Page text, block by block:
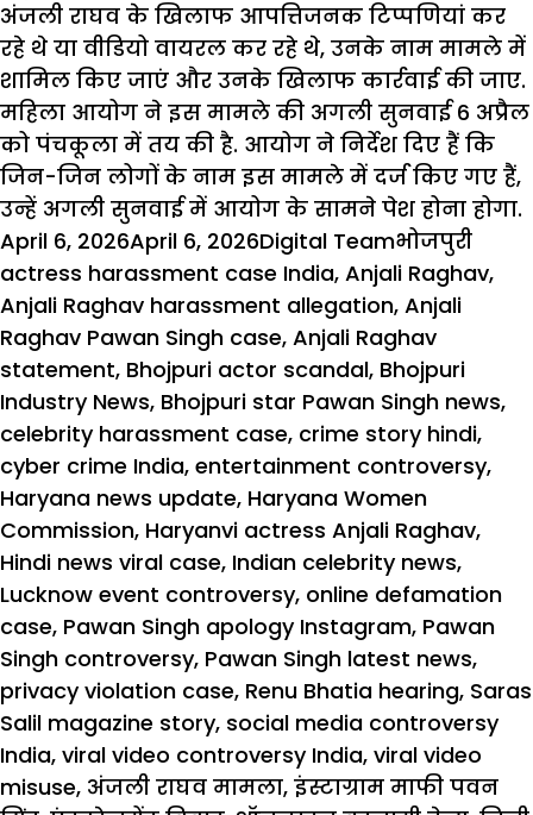
अंजली राघव के खिलाफ आपत्तिजनक टिप्पणियां कर
रहे थे या वीडियो वायरल कर रहे थे, उनके नाम मामले में
शामिल किए जाएं और उनके खिलाफ कार्रवाई की जाए.
महिला आयोग ने इस मामले की अगली सुनवाई 6 अप्रैल
को पंचकूला में तय की है. आयोग ने निर्देश दिए हैं कि
जिन-जिन लोगों के नाम इस मामले में दर्ज किए गए हैं,
उन्हें अगली सुनवाई में आयोग के सामने पेश होना होगा.
Posted
on
April 6, 2026April 6, 2026Author
Digital TeamCategories
भोजपुरीTags
actress harassment case India, Anjali Raghav,
Anjali Raghav harassment allegation, Anjali
Raghav Pawan Singh case, Anjali Raghav
statement, Bhojpuri actor scandal, Bhojpuri
Industry News, Bhojpuri star Pawan Singh news,
celebrity harassment case, crime story hindi,
cyber crime India, entertainment controversy,
Haryana news update, Haryana Women
Commission, Haryanvi actress Anjali Raghav,
Hindi news viral case, Indian celebrity news,
Lucknow event controversy, online defamation
case, Pawan Singh apology Instagram, Pawan
Singh controversy, Pawan Singh latest news,
privacy violation case, Renu Bhatia hearing, Saras
Salil magazine story, social media controversy
India, viral video controversy India, viral video
misuse, अंजली राघव मामला, इंस्टाग्राम माफी पवन